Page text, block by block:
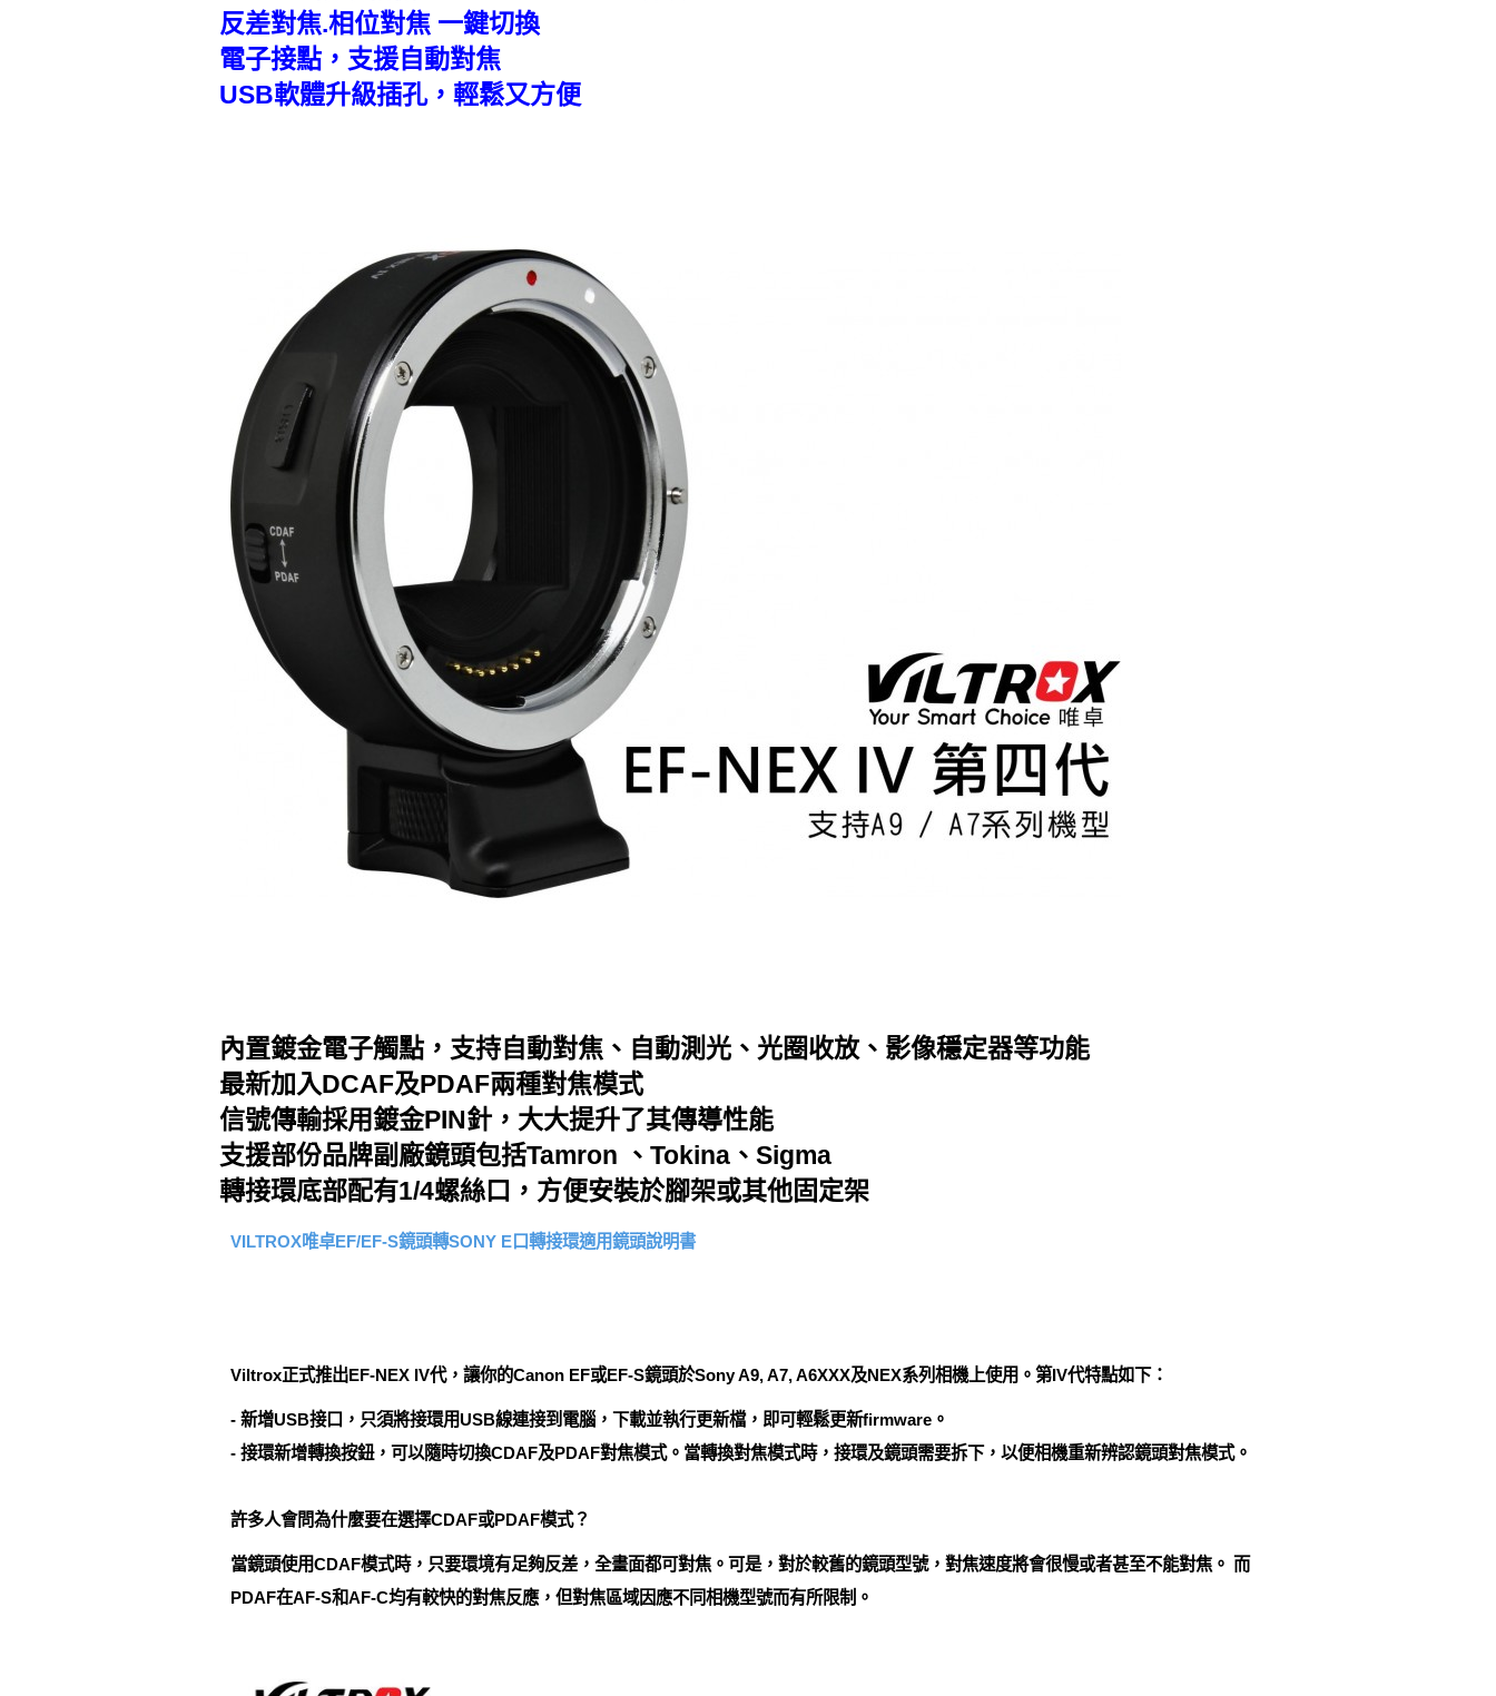
反差對焦.相位對焦 一鍵切換
電子接點，支援自動對焦
USB軟體升級插孔，輕鬆又方便
內置鍍金電子觸點，支持自動對焦、自動測光、光圈收放、影像穩定器等功能
最新加入DCAF及PDAF兩種對焦模式
信號傳輸採用鍍金PIN針，大大提升了其傳導性能
支援部份品牌副廠鏡頭包括Tamron 、Tokina、Sigma
轉接環底部配有1/4螺絲口，方便安裝於腳架或其他固定架
VILTROX唯卓EF/EF-S鏡頭轉SONY E口轉接環適用鏡頭說明書
Viltrox正式推出EF-NEX IV代，讓你的Canon EF或EF-S鏡頭於Sony A9, A7, A6XXX及NEX系列相機上使用。第IV代特點如下：
- 新增USB接口，只須將接環用USB線連接到電腦，下載並執行更新檔，即可輕鬆更新firmware。
- 接環新增轉換按鈕，可以隨時切換CDAF及PDAF對焦模式。當轉換對焦模式時，接環及鏡頭需要拆下，以便相機重新辨認鏡頭對焦模式。
許多人會問為什麼要在選擇CDAF或PDAF模式？
當鏡頭使用CDAF模式時，只要環境有足夠反差，全畫面都可對焦。可是，對於較舊的鏡頭型號，對焦速度將會很慢或者甚至不能對焦。 而
PDAF在AF-S和AF-C均有較快的對焦反應，但對焦區域因應不同相機型號而有所限制。